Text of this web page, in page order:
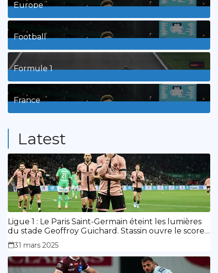
Europe
3Posts
Football
8Posts
Formule 1
3Posts
France
Latest
Ligue 1 : Le Paris Saint-Germain éteint les lumières
du stade Geoffroy Guichard. Stassin ouvre le score,
doublé de Doué.
31 mars 2025